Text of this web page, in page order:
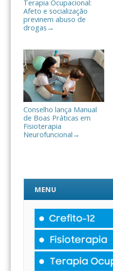
Terapia Ocupacional:
Afeto e socialização
previnem abuso de
drogas →
Conselho lança Manual
de Boas Práticas em
Fisioterapia
Neurofuncional →
MENU